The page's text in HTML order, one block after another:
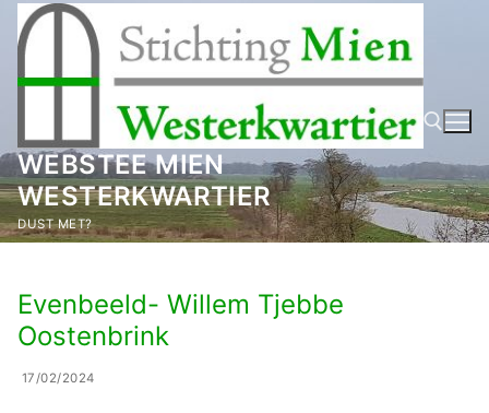
naar
inhoud
WEBSTEE MIEN
WESTERKWARTIER
DUST MET? Zoeken naar:
Evenbeeld- Willem Tjebbe
Oostenbrink
17/02/2024